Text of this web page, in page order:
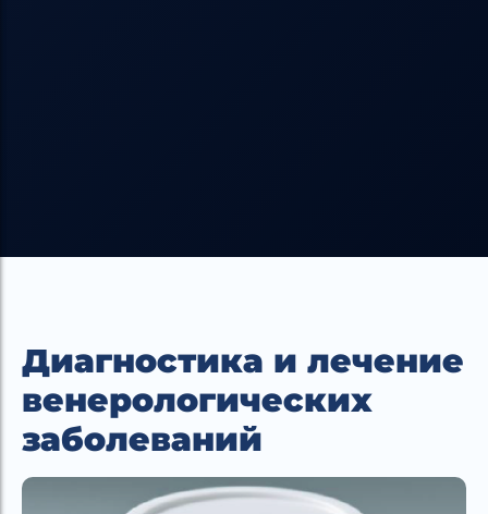
Диагностика и лечение
венерологических
заболеваний